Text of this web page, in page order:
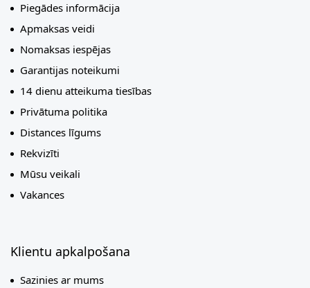
Piegādes informācija
Apmaksas veidi
Nomaksas iespējas
Garantijas noteikumi
14 dienu atteikuma tiesības
Privātuma politika
Distances līgums
Rekvizīti
Mūsu veikali
Vakances
Klientu apkalpošana
Sazinies ar mums